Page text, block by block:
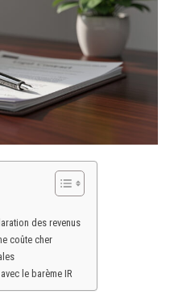
des revenus
coûte cher
le barème IR